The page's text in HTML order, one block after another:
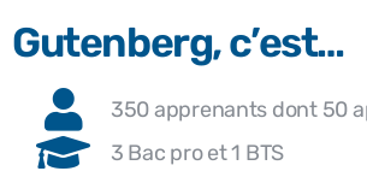
Gutenberg, c’est…
350 apprenants dont 50
3 Bac pro et 1 BTS